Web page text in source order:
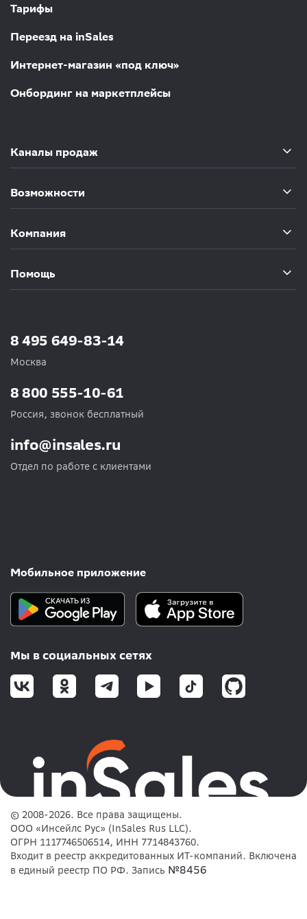
Тарифы
Переезд на inSales
Интернет-магазин «под ключ»
Онбординг на маркетплейсы
Каналы продаж
Возможности
Компания
Помощь
8 495 649-83-14
Москва
info@insales.ru
Отдел по работе с клиентами
8 800 555-10-61
Россия, звонок бесплатный
Мобильное приложение
Мы в социальных сетях
© 2008-2026. Все права защищены.
ООО «Инсейлс Рус» (InSales Rus LLC).
ОГРН 1117746506514, ИНН 7714843760.
Входит в реестр аккредитованных ИТ-компаний. Включена
в единый реестр ПО РФ. Запись №8456